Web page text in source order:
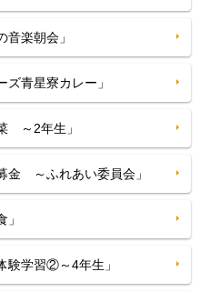
楽朝会」
青星寮カレー」
～2年生」
～ふれあい委員会」
学習②～4年生」